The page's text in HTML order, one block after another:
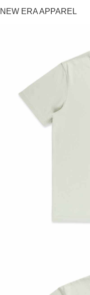
NEW ERA APPAREL